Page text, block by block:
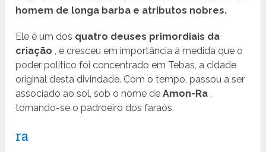
homem de longa barba e atributos nobres.
Ele é um dos quatro deuses primordiais da
criação , e cresceu em importância à medida que o
poder político foi concentrado em Tebas, a cidade
original desta divindade. Com o tempo, passou a ser
associado ao sol, sob o nome deAmon-Ra ,
tornando-se o padroeiro dos faraós.
ra